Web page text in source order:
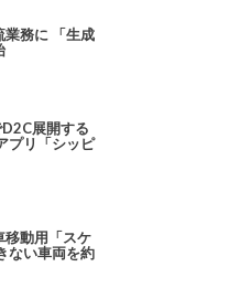
業務に 「生成
展開する
プリ「シッピ
移動用「スケ
ない車両を約